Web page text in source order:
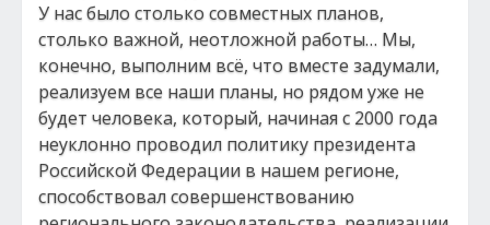
У нас было столько совместных планов,
столько важной, неотложной работы… Мы,
конечно, выполним всё, что вместе задумали,
реализуем все наши планы, но рядом уже не
будет человека, который, начиная с 2000 года
неуклонно проводил политику президента
Российской Федерации в нашем регионе,
способствовал совершенствованию